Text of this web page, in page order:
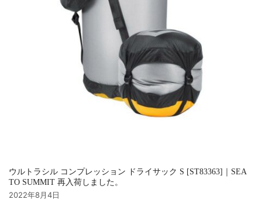
ウルトラシル コンプレッション ドライサック S [ST83363]｜SEA
TO SUMMIT 再入荷しました。
2022年8月4日